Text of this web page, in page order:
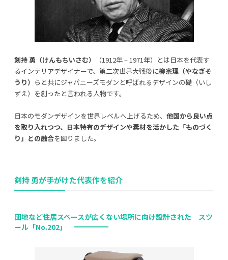
剣持 勇（けんもちいさむ）
（1912年 – 1971年）とは日本を代表す
るインテリアデザイナーで、第二次世界大戦後に柳宗理（やなぎそ
うり） らと共にジャパニーズモダンと呼ばれるデザインの礎（いし
ずえ）を創ったと言われる人物です。
日本のモダンデザインを世界レベルへ上げるため、 他国から良い点
を取り入れつつ、日本特有のデザインや素材を活かした「ものづく
り」との融合を図りました。
剣持 勇が手がけた代表作を紹介
団地など住居スペースが広くない場所に向け設計された スツ
ール「No.202」